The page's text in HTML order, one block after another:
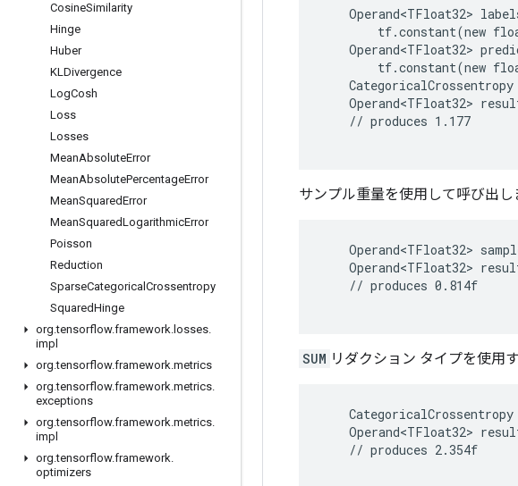
CosineSimilarity
Hinge
Huber
KLDivergence
LogCosh
Loss
Losses
MeanAbsoluteError
MeanAbsolutePercentageError
MeanSquaredError
MeanSquaredLogarithmicError
Poisson
Reduction
SparseCategorical Crossentropy
SquaredHinge
org.tensorflow.framework. losses.
impl
org.tensorflow.framework.metrics
org.tensorflow.framework.metrics.
exceptions
org.tensorflow.framework.metrics.
impl
org.tensorflow.framework.
optimizers
Operand<TFloat32>
tf.constant(new
Operand<TFloat32>
tf.constant(new
Operand<TFloat32>
    // produces 1.177
サンプル重量を使用して呼び出し
Operand<TFloat32>
Operand<TFloat32>
    // produces 0.814f
SUM リダクション タイプを使用
Operand<TFloat32>
    // produces 2.354f